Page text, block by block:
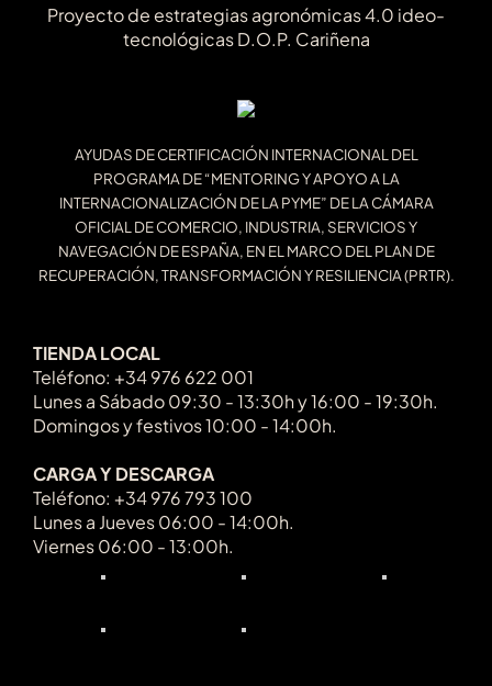
Proyecto de estrategias agronómicas 4.0 ideo-
tecnológicas D.O.P. Cariñena
AYUDAS DE CERTIFICACIÓN INTERNACIONAL DEL
PROGRAMA DE “MENTORING Y APOYO A LA
INTERNACIONALIZACIÓN DE LA PYME” DE LA CÁMARA
OFICIAL DE COMERCIO, INDUSTRIA, SERVICIOS Y
NAVEGACIÓN DE ESPAÑA, EN EL MARCO DEL PLAN DE
RECUPERACIÓN, TRANSFORMACIÓN Y RESILIENCIA (PRTR).
TIENDA LOCAL
Teléfono: +34 976 622 001
Lunes a Sábado 09:30 - 13:30h y 16:00 - 19:30h.
Domingos y festivos 10:00 - 14:00h.
CARGA Y DESCARGA
Teléfono: +34 976 793 100
Lunes a Jueves 06:00 - 14:00h.
Viernes 06:00 - 13:00h.